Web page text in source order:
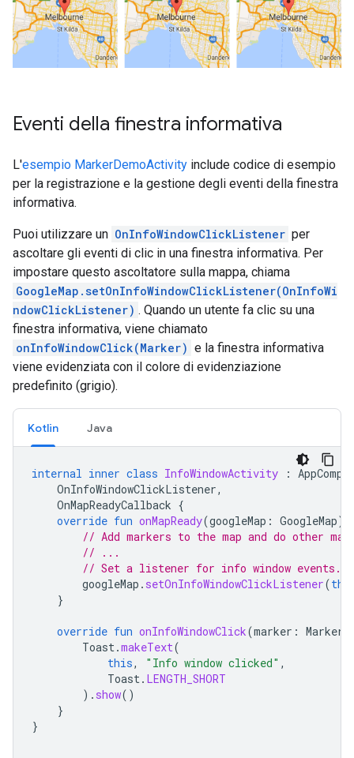
Eventi della finestra informativa
L'esempio MarkerDemoActivity include codice di esempio
per la registrazione e la gestione degli eventi della finestra
informativa.
Puoi utilizzare un OnInfoWindowClickListener per
ascoltare gli eventi di clic in una finestra informativa. Per
impostare questo ascoltatore sulla mappa, chiama
GoogleMap.setOnInfoWindowClickListener(OnInfoWi
ndowClickListener) . Quando un utente fa clic su una
finestra informativa, viene chiamato
onInfoWindowClick(Marker) e la finestra informativa
viene evidenziata con il colore di evidenziazione
predefinito (grigio).
Kotlin Java
internal inner class InfoWindowActivity :
OnInfoWindowClickListener,
OnMapReadyCallback {
override fun onMapReady(googleMap : GoogleMap)
// Add markers to the map and do other
// ...
// Set a listener for info window events.
googleMap . setOnInfoWindowClickListener(
}
override fun onInfoWindowClick(marker : Marker
Toast.makeText(
this, "Info window clicked" ,
Toast. LENGTH_SHORT
). show()
}
}